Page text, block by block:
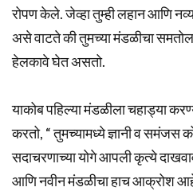
रोपण केले. जेव्हा तुम्ही लहान आणि
असे वाटते की तुमच्या मंडळीचा
हेलकावे घेत असतो.
याकोब पहिल्या मंडळीला चहाड्या
करतो, “ तुमच्यामध्ये ज्ञानी व समंजस
सदाचरणाच्या योगे आपली कृत्ये
आणि नवीन मंडळीचा हाच आक्रोश